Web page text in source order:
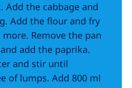
Add the cabbage and
Add the flour and fry
Remove the pan
add the paprika.
and stir until
of lumps. Add 800 ml